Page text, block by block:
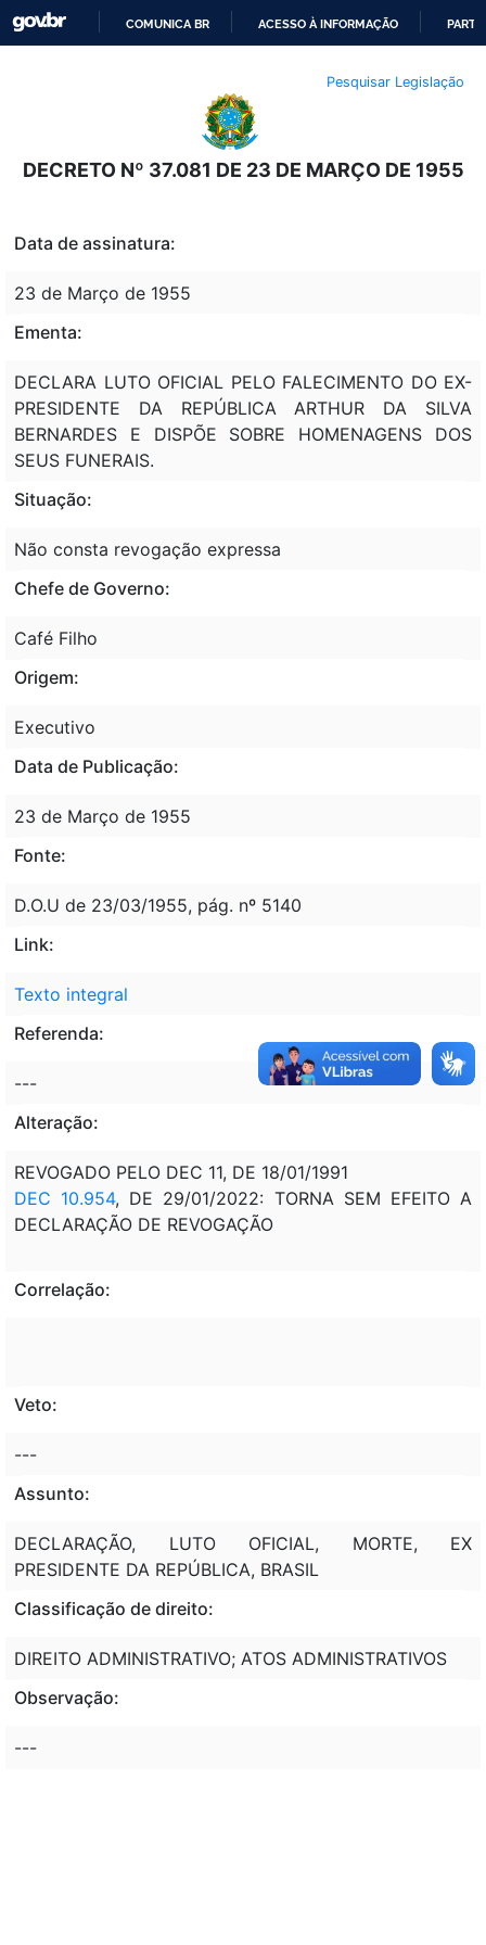
O
CONTEÚDO
COMUNICA BR ACESSO À INFORMAÇÃO
Pesquisar Legislação
DECRETO Nº 37.081 DE 23 DE MARÇO DE 1955
Data de assinatura:
23 de Março de 1955
Ementa:
DECLARA LUTO OFICIAL PELO FALECIMENTO DO EX-
PRESIDENTE DA REPÚBLICA ARTHUR DA SILVA
BERNARDES E DISPÕE SOBRE HOMENAGENS DOS
SEUS FUNERAIS.
Situação:
Não consta revogação expressa
Chefe de Governo:
Café Filho
Origem:
Executivo
Data de Publicação:
23 de Março de 1955
Fonte:
D.O.U de 23/03/1955, pág. nº 5140
Link:
Texto integral
Referenda:
---
Alteração:
REVOGADO PELO DEC 11, DE 18/01/1991
DEC 10.954, DE 29/01/2022: TORNA SEM EFEITO A
DECLARAÇÃO DE REVOGAÇÃO
Correlação:
Veto:
---
Assunto:
DECLARAÇÃO, LUTO OFICIAL, MORTE, EX
PRESIDENTE DA REPÚBLICA, BRASIL
Classificação de direito:
DIREITO ADMINISTRATIVO; ATOS ADMINISTRATIVOS
Observação:
---